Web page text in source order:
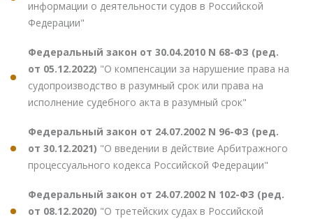
информации о деятельности судов в Российской
Федерации"
Федеральный закон от 30.04.2010 N 68-ФЗ (ред.
от 05.12.2022) "О компенсации за нарушение права на
судопроизводство в разумный срок или права на
исполнение судебного акта в разумный срок"
Федеральный закон от 24.07.2002 N 96-ФЗ (ред.
от 30.12.2021) "О введении в действие Арбитражного
процессуального кодекса Российской Федерации"
Федеральный закон от 24.07.2002 N 102-ФЗ (ред.
от 08.12.2020) "О третейских судах в Российской